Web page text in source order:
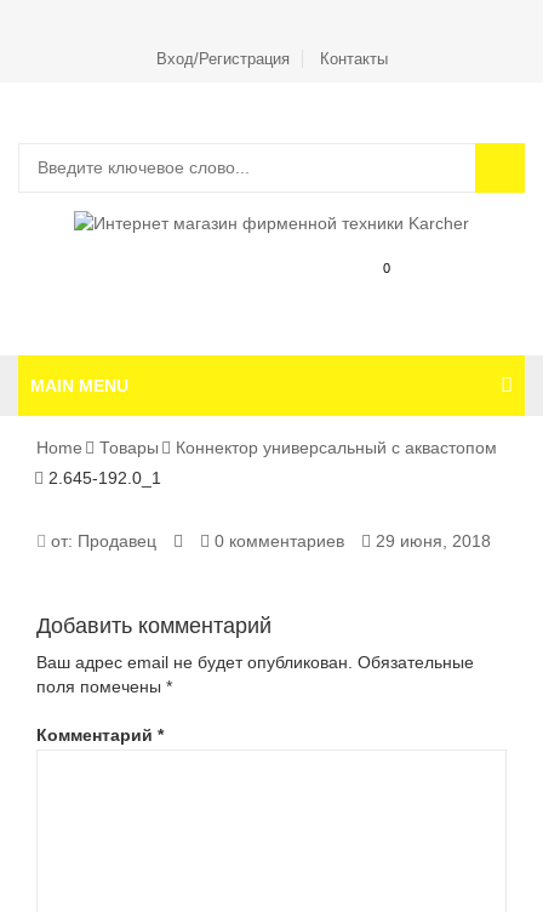
Вход/Регистрация Контакты
0
MAIN MENU
Home Товары
Коннектор универсальный с аквастопом
2.645-192.0_1
2.645-
от: Продавец 0 комментариев 29 июня, 2018
Добавить комментарий
Ваш адрес email не будет опубликован. Обязательные
поля помечены *
Комментарий *